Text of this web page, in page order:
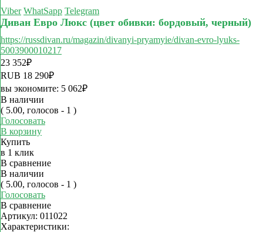
Viber WhatSapp Telegram
Диван Евро Люкс (цвет обивки: бордовый, черный)
https://russdivan.ru/magazin/divanyi-pryamyie/divan-evro-lyuks-
5003900010217
23 352₽
RUB 18 290₽
вы экономите: 5 062₽
В наличии
( 5.00, голосов - 1 )
Голосовать
В корзину
Купить
в 1 клик
В сравнение
В наличии
( 5.00, голосов - 1 )
Голосовать
В сравнение
Артикул: 011022
Характеристики: